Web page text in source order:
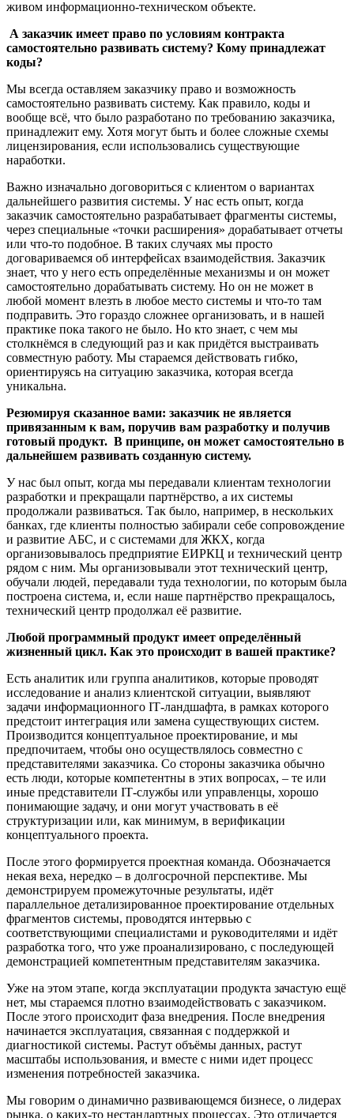
живом информационно-техническом объекте.
А заказчик имеет право по условиям контракта
самостоятельно развивать систему? Кому принадлежат
коды?
Мы всегда оставляем заказчику право и возможность
самостоятельно развивать систему. Как правило, коды и
вообще всё, что было разработано по требованию заказчика,
принадлежит ему. Хотя могут быть и более сложные схемы
лицензирования, если использовались существующие
наработки.
Важно изначально договориться с клиентом о вариантах
дальнейшего развития системы. У нас есть опыт, когда
заказчик самостоятельно разрабатывает фрагменты системы,
через специальные «точки расширения» дорабатывает отчеты
или что-то подобное. В таких случаях мы просто
договариваемся об интерфейсах взаимодействия. Заказчик
знает, что у него есть определённые механизмы и он может
самостоятельно дорабатывать систему. Но он не может в
любой момент влезть в любое место системы и что-то там
подправить. Это гораздо сложнее организовать, и в нашей
практике пока такого не было. Но кто знает, с чем мы
столкнёмся в следующий раз и как придётся выстраивать
совместную работу. Мы стараемся действовать гибко,
ориентируясь на ситуацию заказчика, которая всегда
уникальна.
Резюмируя сказанное вами: заказчик не является
привязанным к вам, поручив вам разработку и получив
готовый продукт. В принципе, он может самостоятельно в
дальнейшем развивать созданную систему.
У нас был опыт, когда мы передавали клиентам технологии
разработки и прекращали партнёрство, а их системы
продолжали развиваться. Так было, например, в нескольких
банках, где клиенты полностью забирали себе сопровождение
и развитие АБС, и с системами для ЖКХ, когда
организовывалось предприятие ЕИРКЦ и технический центр
рядом с ним. Мы организовывали этот технический центр,
обучали людей, передавали туда технологии, по которым была
построена система, и, если наше партнёрство прекращалось,
технический центр продолжал её развитие.
Любой программный продукт имеет определённый
жизненный цикл. Как это происходит в вашей практике?
Есть аналитик или группа аналитиков, которые проводят
исследование и анализ клиентской ситуации, выявляют
задачи информационного IT-ландшафта, в рамках которого
предстоит интеграция или замена существующих систем.
Производится концептуальное проектирование, и мы
предпочитаем, чтобы оно осуществлялось совместно с
представителями заказчика. Со стороны заказчика обычно
есть люди, которые компетентны в этих вопросах, – те или
иные представители IT-службы или управленцы, хорошо
понимающие задачу, и они могут участвовать в её
структуризации или, как минимум, в верификации
концептуального проекта.
После этого формируется проектная команда. Обозначается
некая веха, нередко – в долгосрочной перспективе. Мы
демонстрируем промежуточные результаты, идёт
параллельное детализированное проектирование отдельных
фрагментов системы, проводятся интервью с
соответствующими специалистами и руководителями и идёт
разработка того, что уже проанализировано, с последующей
демонстрацией компетентным представителям заказчика.
Уже на этом этапе, когда эксплуатации продукта зачастую ещё
нет, мы стараемся плотно взаимодействовать с заказчиком.
После этого происходит фаза внедрения. После внедрения
начинается эксплуатация, связанная с поддержкой и
диагностикой системы. Растут объёмы данных, растут
масштабы использования, и вместе с ними идет процесс
изменения потребностей заказчика.
Мы говорим о динамично развивающемся бизнесе, о лидерах
рынка, о каких-то нестандартных процессах. Это отличается